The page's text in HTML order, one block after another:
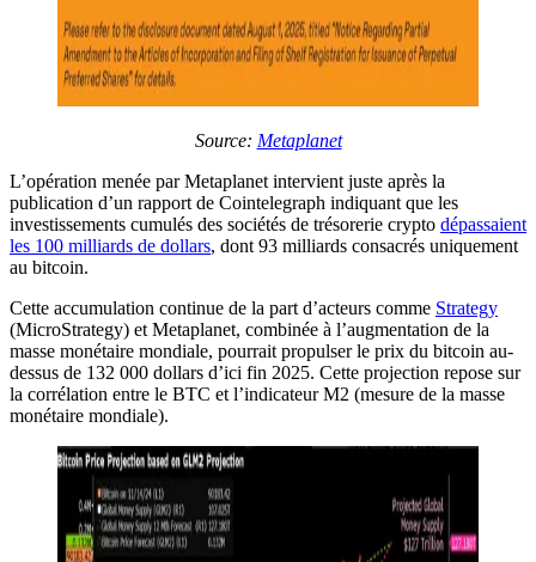
Source: Metaplanet
L’opération menée par Metaplanet intervient juste après la
publication d’un rapport de Cointelegraph indiquant que les
investissements cumulés des sociétés de trésorerie crypto dépassaient
les 100 milliards de dollars, dont 93 milliards consacrés uniquement
au bitcoin.
Cette accumulation continue de la part d’acteurs comme Strategy
(MicroStrategy) et Metaplanet, combinée à l’augmentation de la
masse monétaire mondiale, pourrait propulser le prix du bitcoin au-
dessus de 132 000 dollars d’ici fin 2025. Cette projection repose sur
la corrélation entre le BTC et l’indicateur M2 (mesure de la masse
monétaire mondiale).